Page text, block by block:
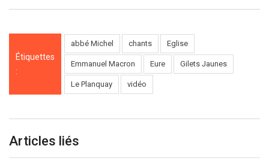
Étiquettes
:
abbé Michel chants Eglise
Emmanuel Macron Eure Gilets Jaunes
Le Planquay vidéo
Articles liés